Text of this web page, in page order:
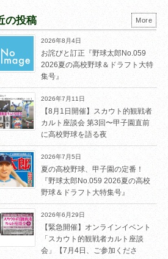
の投稿
2026年8月4日
お詫びと訂正『野球太郎No.059
2026夏の高校野球＆ドラフト大特
集号』
2026年7月11日
【8月1日開催】スカウト的観戦者
カルト座談会 第3回〜甲子園直前
に高校野球を語る夜
2026年7月5日
夏の高校野球、甲子園の定番！
『野球太郎No.059 2026夏の高校
野球＆ドラフト大特集号』
2026年6月29日
【緊急開催】オンラインイベント
「スカウト的観戦者カルト座談
会」【7月4日、ご参加くださ
More